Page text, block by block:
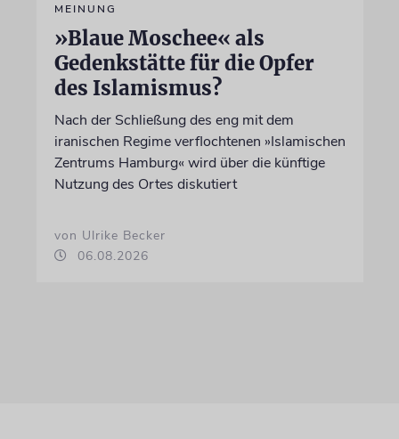
MEINUNG
»Blaue Moschee« als
Gedenkstätte für die Opfer
des Islamismus?
Nach der Schließung des eng mit dem
iranischen Regime verflochtenen »Islamischen
Zentrums Hamburg« wird über die künftige
Nutzung des Ortes diskutiert
von Ulrike Becker
06.08.2026